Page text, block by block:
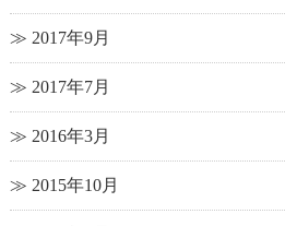
2017年9月
2017年7月
2016年3月
2015年10月